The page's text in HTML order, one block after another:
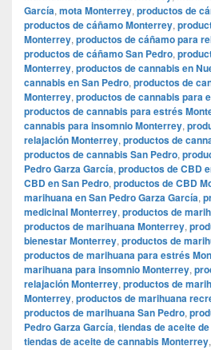
García, mota Monterrey, productos de
productos de cáñamo Monterrey,
Monterrey, productos de cáñamo para
productos de cáñamo San Pedro,
Monterrey, productos de cannabis en
cannabis en San Pedro, productos de
Monterrey, productos de cannabis para
productos de cannabis para estrés
cannabis para insomnio Monterrey,
relajación Monterrey, productos de
productos de cannabis San Pedro,
Pedro Garza García, productos de CBD
CBD en San Pedro, productos de CBD
marihuana en San Pedro Garza García,
medicinal Monterrey, productos de
productos de marihuana Monterrey,
bienestar Monterrey, productos de
productos de marihuana para estrés
marihuana para insomnio Monterrey,
relajación Monterrey, productos de
Monterrey, productos de marihuana
productos de marihuana San Pedro,
Pedro Garza García, tiendas de aceite
tiendas de aceite de cannabis Monterrey,